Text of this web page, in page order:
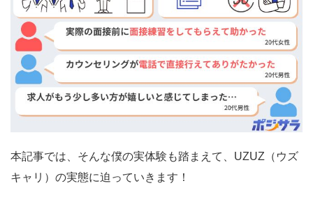
本記事では、そんな僕の実体験も踏まえて、UZUZ（ウズ
キャリ）の実態に迫っていきます！